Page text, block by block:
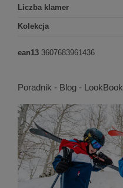
Liczba klamer
Kolekcja
ean13 3607683961436
Poradnik - Blog - LookBook